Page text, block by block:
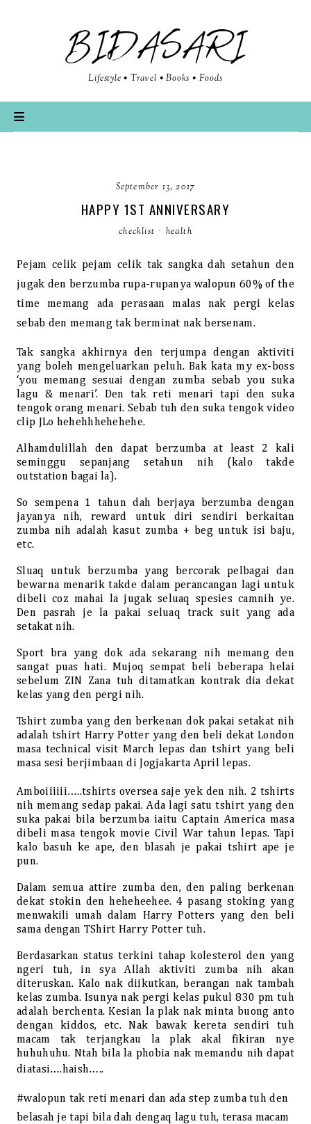
BIDASARI
Lifestyle • Travel • Books • Foods
September 13, 2017
HAPPY 1ST ANNIVERSARY
checklist · health
Pejam celik pejam celik tak sangka dah setahun den
jugak den berzumba rupa-rupanya walopun 60% of the
time memang ada perasaan malas nak pergi kelas
sebab den memang tak berminat nak bersenam.
Tak sangka akhirnya den terjumpa dengan aktiviti
yang boleh mengeluarkan peluh. Bak kata my ex-boss
‘you memang sesuai dengan zumba sebab you suka
lagu & menari’. Den tak reti menari tapi den suka
tengok orang menari. Sebab tuh den suka tengok video
clip JLo hehehhhehehehe.
Alhamdulillah den dapat berzumba at least 2 kali
seminggu sepanjang setahun nih (kalo takde
outstation bagai la).
So sempena 1 tahun dah berjaya berzumba dengan
jayanya nih, reward untuk diri sendiri berkaitan
zumba nih adalah kasut zumba + beg untuk isi baju,
etc.
Sluaq untuk berzumba yang bercorak pelbagai dan
bewarna menarik takde dalam perancangan lagi untuk
dibeli coz mahai la jugak seluaq spesies camnih ye.
Den pasrah je la pakai seluaq track suit yang ada
setakat nih.
Sport bra yang dok ada sekarang nih memang den
sangat puas hati. Mujoq sempat beli beberapa helai
sebelum ZIN Zana tuh ditamatkan kontrak dia dekat
kelas yang den pergi nih.
Tshirt zumba yang den berkenan dok pakai setakat nih
adalah tshirt Harry Potter yang den beli dekat London
masa technical visit March lepas dan tshirt yang beli
masa sesi berjimbaan di Jogjakarta April lepas.
Amboiiiiii…..tshirts oversea saje yek den nih. 2 tshirts
nih memang sedap pakai. Ada lagi satu tshirt yang den
suka pakai bila berzumba iaitu Captain America masa
dibeli masa tengok movie Civil War tahun lepas. Tapi
kalo basuh ke ape, den blasah je pakai tshirt ape je
pun.
Dalam semua attire zumba den, den paling berkenan
dekat stokin den heheheehee. 4 pasang stoking yang
menwakili umah dalam Harry Potters yang den beli
sama dengan TShirt Harry Potter tuh.
Berdasarkan status terkini tahap kolesterol den yang
ngeri tuh, in sya Allah aktiviti zumba nih akan
diteruskan. Kalo nak diikutkan, berangan nak tambah
kelas zumba. Isunya nak pergi kelas pukul 830 pm tuh
adalah berchenta. Kesian la plak nak minta buong anto
dengan kiddos, etc. Nak bawak kereta sendiri tuh
macam tak terjangkau la plak akal fikiran nye
huhuhuhu. Ntah bila la phobia nak memandu nih dapat
diatasi….haish…..
#walopun tak reti menari dan ada step zumba tuh den
belasah je tapi bila dah dengaq lagu tuh, terasa macam